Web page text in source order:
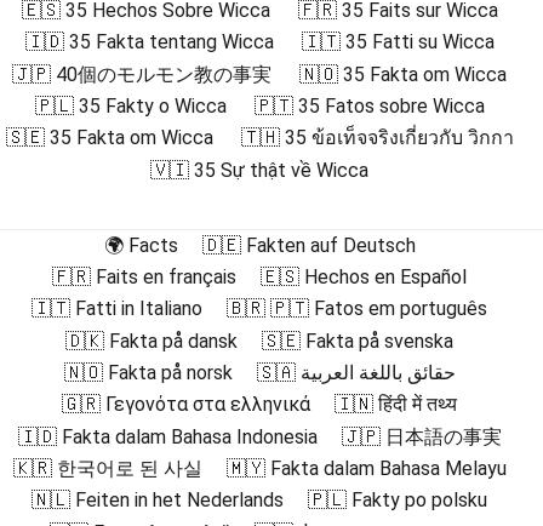
🇪🇸 35 Hechos Sobre Wicca
🇫🇷 35 Faits sur Wicca
🇮🇩 35 Fakta tentang Wicca
🇮🇹 35 Fatti su Wicca
🇯🇵 40個のモルモン教の事実
🇳🇴 35 Fakta om Wicca
🇵🇱 35 Fakty o Wicca
🇵🇹 35 Fatos sobre Wicca
🇸🇪 35 Fakta om Wicca
🇹🇭 35 ข้อเท็จจริงเกี่ยวกับ วิกกา
🇻🇮 35 Sự thật về Wicca
🌍 Facts
🇩🇪 Fakten auf Deutsch
🇫🇷 Faits en français
🇪🇸 Hechos en Español
🇮🇹 Fatti in Italiano
🇧🇷 🇵🇹 Fatos em português
🇩🇰 Fakta på dansk
🇸🇪 Fakta på svenska
🇳🇴 Fakta på norsk
🇸🇦 حقائق باللغة العربية
🇬🇷 Γεγονότα στα ελληνικά
🇮🇳 हिंदी में तथ्य
🇮🇩 Fakta dalam Bahasa Indonesia
🇯🇵 日本語の事実
🇰🇷 한국어로 된 사실
🇲🇾 Fakta dalam Bahasa Melayu
🇳🇱 Feiten in het Nederlands
🇵🇱 Fakty po polsku